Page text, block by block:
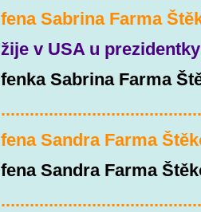
fena Sabrina Farma
žije v USA u
fenka Sabrina Farma
fena Sandra Farma
fena Sandra Farma